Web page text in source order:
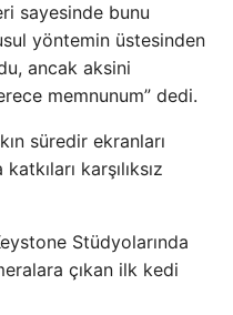
sayesinde bunu
yöntemin üstesinden
ancak aksini
memnunum” dedi.
süredir ekranları
karşılıksız
Stüdyolarında
çıkan ilk kedi